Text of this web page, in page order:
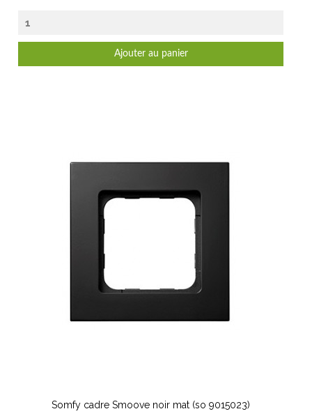
Ajouter au panier
Somfy cadre Smoove noir mat (so 9015023)